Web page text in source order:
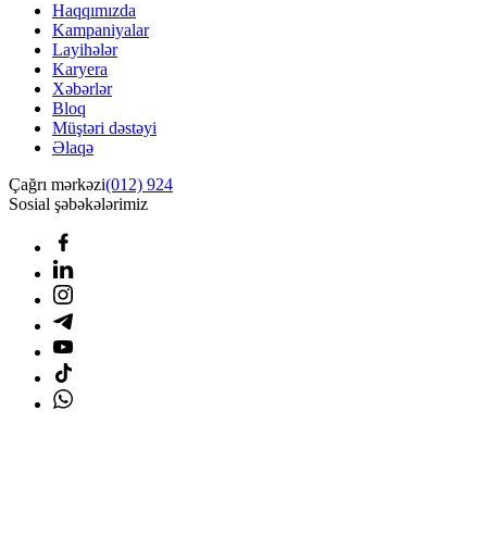
Haqqımızda
Kampaniyalar
Layihələr
Karyera
Xəbərlər
Bloq
Müştəri dəstəyi
Əlaqə
Çağrı mərkəzi(012) 924
Sosial şəbəkələrimiz